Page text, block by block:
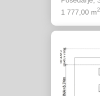
1 777,00 m2